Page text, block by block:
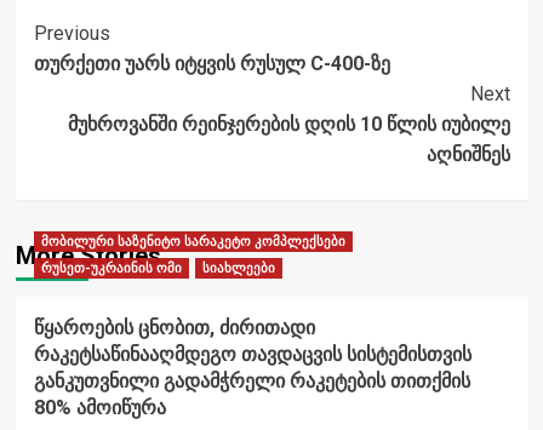
Post
Navigation
Previous
თურქეთი უარს იტყვის რუსულ С-400-ზე
Next
მუხროვანში რეინჯერების დღის 10 წლის იუბილე
აღნიშნეს
More Stories
მობილური საზენიტო სარაკეტო კომპლექსები
რუსეთ-უკრაინის ომი
სიახლეები
წყაროების ცნობით, ძირითადი
რაკეტსაწინააღმდეგო თავდაცვის სისტემისთვის
განკუთვნილი გადამჭრელი რაკეტების თითქმის
80% ამოიწურა